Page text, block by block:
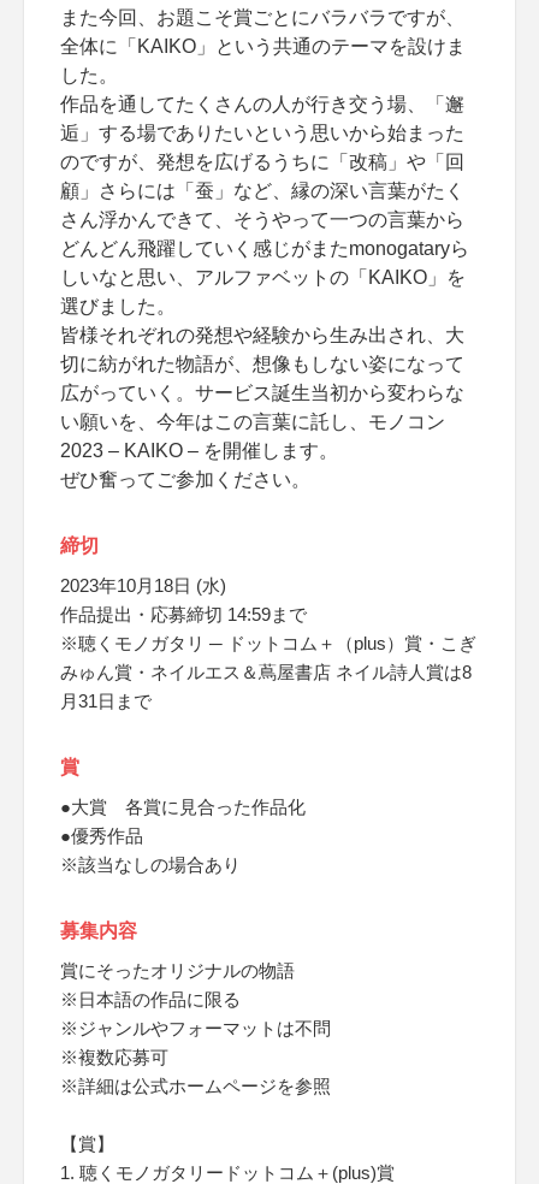
また今回、お題こそ賞ごとにバラバラですが、
全体に「KAIKO」という共通のテーマを設けま
した。
作品を通してたくさんの人が行き交う場、「邂
逅」する場でありたいという思いから始まった
のですが、発想を広げるうちに「改稿」や「回
顧」さらには「蚕」など、縁の深い言葉がたく
さん浮かんできて、そうやって一つの言葉から
どんどん飛躍していく感じがまたmonogataryら
しいなと思い、アルファベットの「KAIKO」を
選びました。
皆様それぞれの発想や経験から生み出され、大
切に紡がれた物語が、想像もしない姿になって
広がっていく。サービス誕生当初から変わらな
い願いを、今年はこの言葉に託し、モノコン
2023 – KAIKO – を開催します。
ぜひ奮ってご参加ください。
締切
2023年10月18日 (水)
作品提出・応募締切 14:59まで
※聴くモノガタリ ─ ドットコム＋（plus）賞・こぎ
みゅん賞・ネイルエス＆蔦屋書店 ネイル詩人賞は8
月31日まで
賞
●大賞 各賞に見合った作品化
●優秀作品
※該当なしの場合あり
募集内容
賞にそったオリジナルの物語
※日本語の作品に限る
※ジャンルやフォーマットは不問
※複数応募可
※詳細は公式ホームページを参照
【賞】
1. 聴くモノガタリードットコム＋(plus)賞